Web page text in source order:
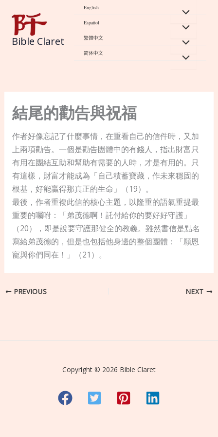
content
Bible Claret
English
Español
繁體中文
简体中文
結尾的勸告與祝福
作者好像忘記了什麼事情，在重看自己的信件時，又加
上兩項勸告。一個是勸告團體中的有錢人，指出財富只
有用在團結互助和幫助有需要的人時，才是有用的。只
有這樣，財富才能成為「自己積蓄寶藏，作未來穩固的
根基，好能贏得那真正的生命」（19）。
最後，作者重複此信的核心主題，以隆重的語氣重提最
重要的囑咐：「弟茂德啊！託付給你的要好好守護」
（20），即是說要守護那健全的教義。雖然書信是點名
寫給弟茂德的，但是也包括他身邊的整個團體：「願恩
寵與你們同在！」（21）。
PREVIOUS NEXT
Copyright © 2026 Bible Claret